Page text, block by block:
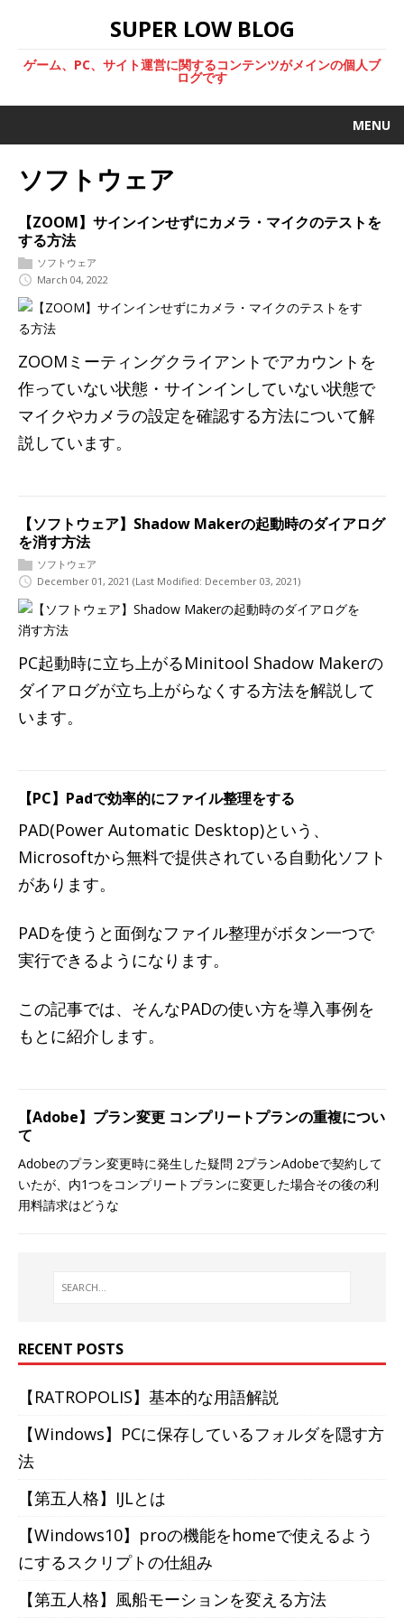
SUPER LOW BLOG
ゲーム、PC、サイト運営に関するコンテンツがメインの個人ブ
ログです
MENU
ソフトウェア
【ZOOM】サインインせずにカメラ・マイクのテストを
する方法
ソフトウェア
March 04, 2022
ZOOMミーティングクライアントでアカウントを
作っていない状態・サインインしていない状態で
マイクやカメラの設定を確認する方法について解
説しています。
【ソフトウェア】Shadow Makerの起動時のダイアログ
を消す方法
ソフトウェア
December 01, 2021 (Last Modified: December 03, 2021)
PC起動時に立ち上がるMinitool Shadow Makerの
ダイアログが立ち上がらなくする方法を解説して
います。
【PC】Padで効率的にファイル整理をする
PAD(Power Automatic Desktop)という、
Microsoftから無料で提供されている自動化ソフト
があります。
PADを使うと面倒なファイル整理がボタン一つで
実行できるようになります。
この記事では、そんなPADの使い方を導入事例を
もとに紹介します。
【Adobe】プラン変更 コンプリートプランの重複につい
て
Adobeのプラン変更時に発生した疑問 2プランAdobeで契約して
いたが、内1つをコンプリートプランに変更した場合その後の利
用料請求はどうな
RECENT POSTS
【RATROPOLIS】基本的な用語解説
【Windows】PCに保存しているフォルダを隠す方
法
【第五人格】IJLとは
【Windows10】proの機能をhomeで使えるよう
にするスクリプトの仕組み
【第五人格】風船モーションを変える方法